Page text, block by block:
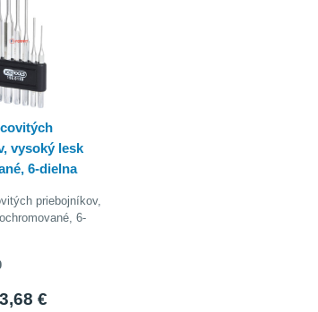
vysoký lesk
6-dielna
priebojníkov,
6-
€